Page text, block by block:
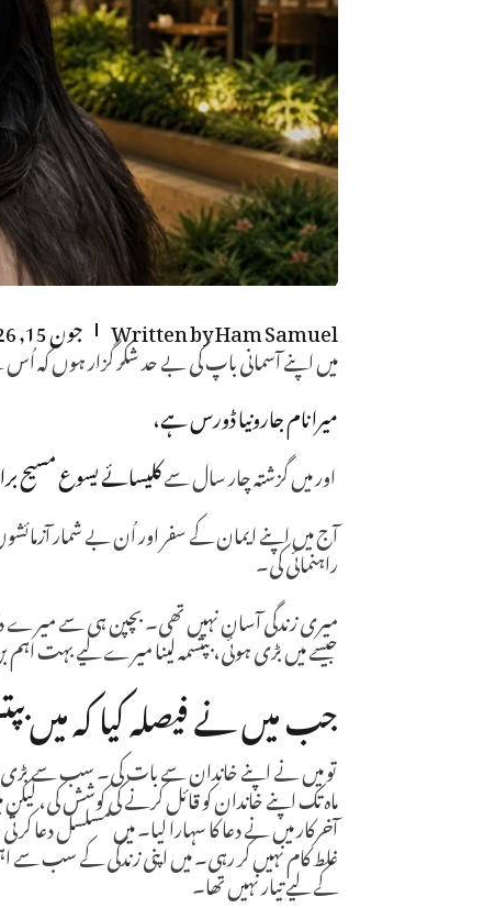
Written byHam Samuel جون 15, 2026
میں اپنے آسمانی باپ کی بے حد شکر گزار ہوں کہ
میرا نام جارونیا ڈورس ہے،
اور میں گزشتہ چار سال سےکلیسائے یسوع مسیح
آج میں اپنے ایمان کے سفر اور اُن بے شمار
راہنمائی کی۔
میری زندگی آسان نہیں تھی۔ بچپن ہی سے میرے
جیسے میں بڑی ہوئی، بپتسمہ لینا میرے لیے بہت اہم
جب میں نے فیصلہ کیا کہ میں
تو میں نے اپنے خاندان سے بات کی۔ سب سے
ماہ تک اپنے خاندان کو قائل کرنے کی کوشش کی،
آخرکار میں نے دعا کا سہارا لیا۔ میں مسلسل دعا کرتی
غلط کام نہیں کر رہی۔ میں اپنی زندگی کے سب سے
کے لیے تیار نہیں تھا۔